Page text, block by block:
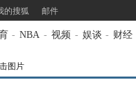
的搜狐 邮件
- NBA - 视频 - 娱谈 - 财经
图片